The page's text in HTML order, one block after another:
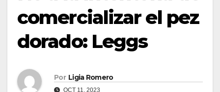
comercializar el pez
dorado: Leggs
Por Ligia Romero
OCT 11, 2023